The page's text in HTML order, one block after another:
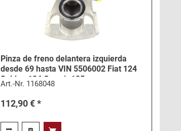
Pinza de freno delantera izquierda
desde 69 hasta VIN 5506002 Fiat 124
Spider, 124 Coupé, 125,...
Art.-Nr. 1168048
112,90 € *